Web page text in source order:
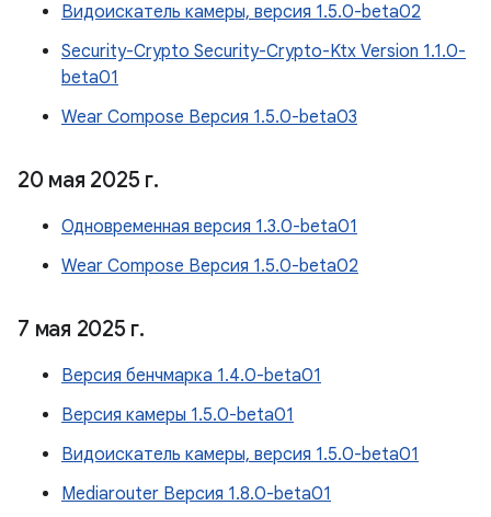
Видоискатель камеры, версия 1.5.0-beta02
Security-Crypto Security-Crypto-Ktx Version 1.1.0-
beta01
Wear Compose Версия 1.5.0-beta03
20 мая 2025 г.
Одновременная версия 1.3.0-beta01
Wear Compose Версия 1.5.0-beta02
7 мая 2025 г.
Версия бенчмарка 1.4.0-beta01
Версия камеры 1.5.0-beta01
Видоискатель камеры, версия 1.5.0-beta01
Mediarouter Версия 1.8.0-beta01